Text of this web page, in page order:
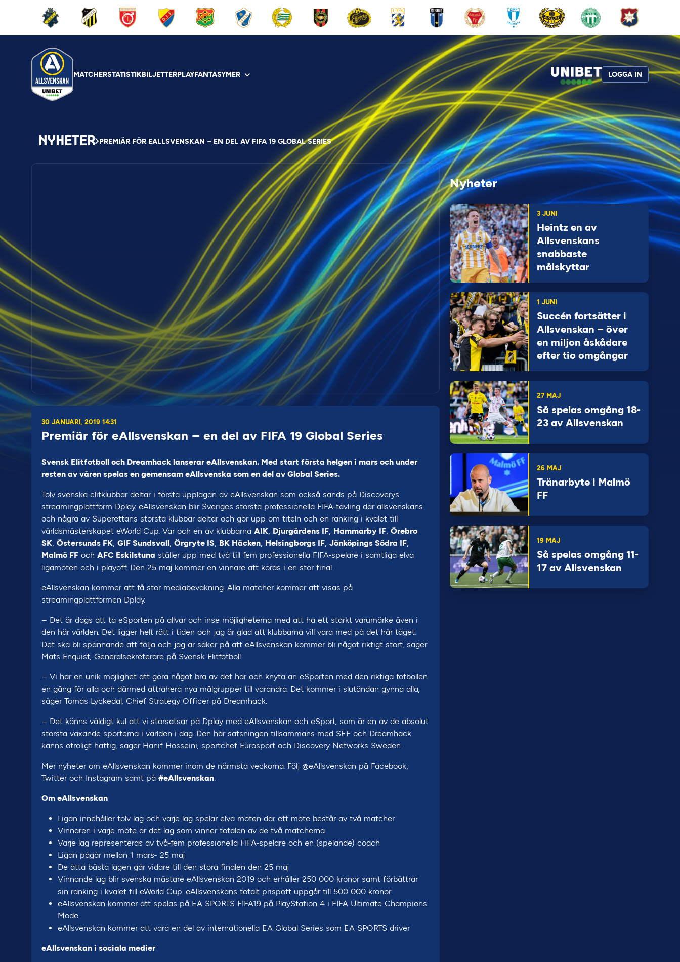
MATCHERSTATISTIKBILJETTERPLAYFANTASYMER LOGGA IN
NYHETER PREMIÄR FÖR EALLSVENSKAN – EN DEL AV FIFA 19 GLOBAL SERIES
30 JANUARI, 2019 14:31
Premiär för eAllsvenskan – en del av FIFA 19 Global Series
Svensk Elitfotboll och Dreamhack lanserar eAllsvenskan. Med start första helgen i mars och under
resten av våren spelas en gemensam eAllsvenska som en del av Global Series.
Tolv svenska elitklubbar deltar i första upplagan av eAllsvenskan som också sänds på Discoverys
streamingplattform Dplay. eAllsvenskan blir Sveriges största professionella FIFA-tävling där allsvenskans
och några av Superettans största klubbar deltar och gör upp om titeln och en ranking i kvalet till
världsmästerskapet eWorld Cup. Var och en av klubbarna AIK, Djurgårdens IF, Hammarby IF, Örebro
SK, Östersunds FK, GIF Sundsvall, Örgryte IS, BK Häcken, Helsingborgs IF, Jönköpings Södra IF,
Malmö FF och AFC Eskilstuna ställer upp med två till fem professionella FIFA-spelare i samtliga elva
ligamöten och i playoff. Den 25 maj kommer en vinnare att koras i en stor final.
eAllsvenskan kommer att få stor mediabevakning. Alla matcher kommer att visas på
streamingplattformen Dplay.
– Det är dags att ta eSporten på allvar och inse möjligheterna med att ha ett starkt varumärke även i
den här världen. Det ligger helt rätt i tiden och jag är glad att klubbarna vill vara med på det här tåget.
Det ska bli spännande att följa och jag är säker på att eAllsvenskan kommer bli något riktigt stort, säger
Mats Enquist, Generalsekreterare på Svensk Elitfotboll.
– Vi har en unik möjlighet att göra något bra av det här och knyta an eSporten med den riktiga fotbollen
en gång för alla och därmed attrahera nya målgrupper till varandra. Det kommer i slutändan gynna alla,
säger Tomas Lyckedal, Chief Strategy Officer på Dreamhack.
– Det känns väldigt kul att vi storsatsar på Dplay med eAllsvenskan och eSport, som är en av de absolut
största växande sporterna i världen i dag. Den här satsningen tillsammans med SEF och Dreamhack
känns otroligt häftig, säger Hanif Hosseini, sportchef Eurosport och Discovery Networks Sweden.
Mer nyheter om eAllsvenskan kommer inom de närmsta veckorna. Följ @eAllsvenskan på Facebook,
Twitter och Instagram samt på #eAllsvenskan.
Om eAllsvenskan
Ligan innehåller tolv lag och varje lag spelar elva möten där ett möte består av två matcher
Vinnaren i varje möte är det lag som vinner totalen av de två matcherna
Varje lag representeras av två-fem professionella FIFA-spelare och en (spelande) coach
Ligan pågår mellan 1 mars- 25 maj
De åtta bästa lagen går vidare till den stora finalen den 25 maj
Vinnande lag blir svenska mästare eAllsvenskan 2019 och erhåller 250 000 kronor samt förbättrar
sin ranking i kvalet till eWorld Cup. eAllsvenskans totalt prispott uppgår till 500 000 kronor.
eAllsvenskan kommer att spelas på EA SPORTS FIFA19 på PlayStation 4 i FIFA Ultimate Champions
Mode
eAllsvenskan kommer att vara en del av internationella EA Global Series som EA SPORTS driver
eAllsvenskan i sociala medier
Nyheter
3 JUNI
Heintz en av
Allsvenskans
snabbaste
målskyttar
1 JUNI
Succén fortsätter i
Allsvenskan – över
en miljon åskådare
efter tio omgångar
27 MAJ
Så spelas omgång 18-
23 av Allsvenskan
26 MAJ
Tränarbyte i Malmö
FF
19 MAJ
Så spelas omgång 11-
17 av Allsvenskan